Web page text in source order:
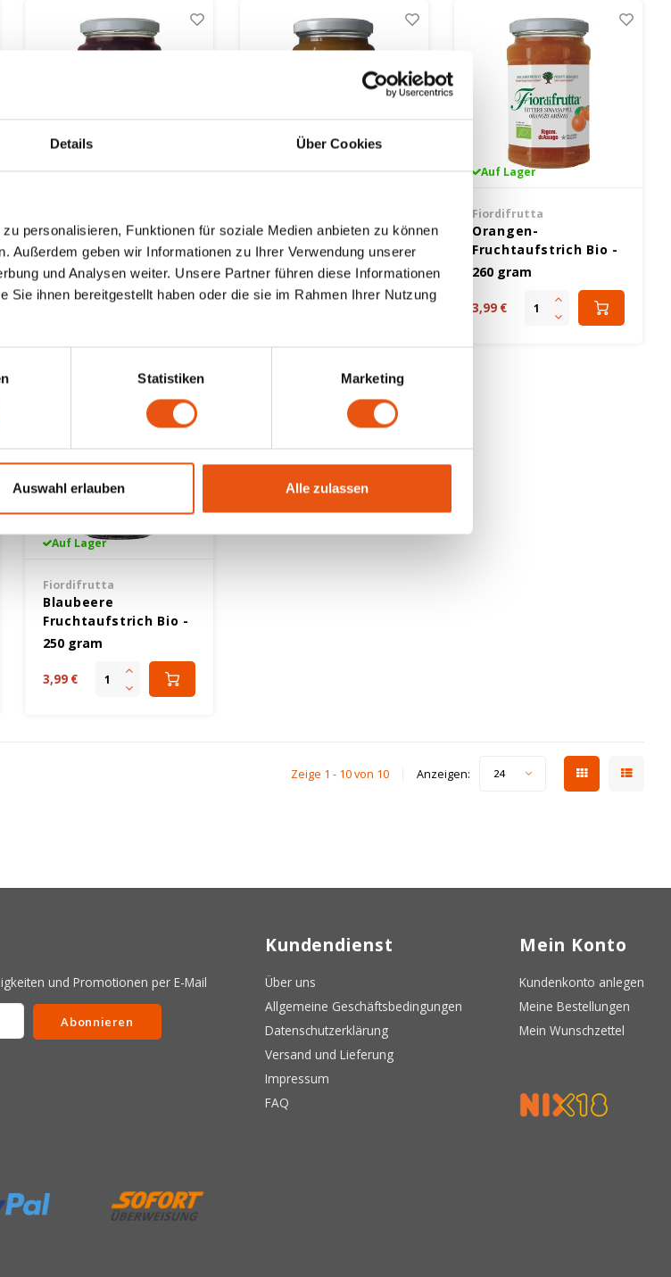
Details Über Cookies
personalisieren, Funktionen für soziale Medien anbieten zu können
Außerdem geben wir Informationen zu Ihrer Verwendung unserer
und Analysen weiter. Unsere Partner führen diese Informationen
Sie ihnen bereitgestellt haben oder die sie im Rahmen Ihrer Nutzung
Statistiken Marketing
Auswahl erlauben Alle zulassen
Auf Lager
Erdbeer-
Fruchtaufstrich Bio -
Glutenfrei
250 gram
Auf Lager
Aprikosenfruchtaufstrich
Bio - Glutenfrei
250 gram
Auf Lager
Fiordifrutta
Orangen-
Fruchtaufstrich Bio -
Glutenfrei
260 gram
3,99 €
Auf Lager
Fiordifrutta
Blaubeere
Fruchtaufstrich Bio -
Glutenfrei
250 gram
3,99 €
Zeige 1 - 10 von 10 Anzeigen: 24
und Promotionen per E-Mail
Abonnieren
Kundendienst
Über uns
Allgemeine Geschäftsbedingungen
Datenschutzerklärung
Versand und Lieferung
Impressum
FAQ
Mein Konto
Kundenkonto anlegen
Meine Bestellungen
Mein Wunschzettel